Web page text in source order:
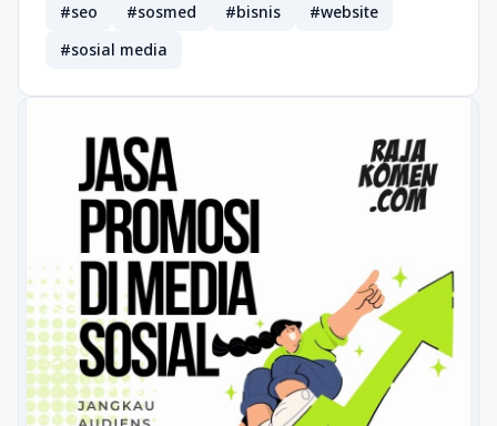
#seo
#sosmed #bisnis
#website
#sosial media